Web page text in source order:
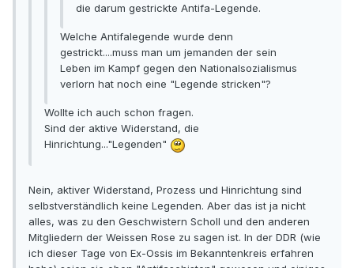
die darum gestrickte Antifa-Legende.
Welche Antifalegende wurde denn
gestrickt....muss man um jemanden der sein
Leben im Kampf gegen den Nationalsozialismus
verlorn hat noch eine "Legende stricken"?
Wollte ich auch schon fragen.
Sind der aktive Widerstand, die
Hinrichtung..."Legenden"
Nein, aktiver Widerstand, Prozess und Hinrichtung sind
selbstverständlich keine Legenden. Aber das ist ja nicht
alles, was zu den Geschwistern Scholl und den anderen
Mitgliedern der Weissen Rose zu sagen ist. In der DDR (wie
ich dieser Tage von Ex-Ossis im Bekanntenkreis erfahren